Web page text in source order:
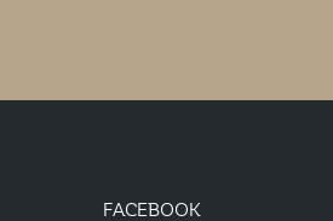
FACEBOOK